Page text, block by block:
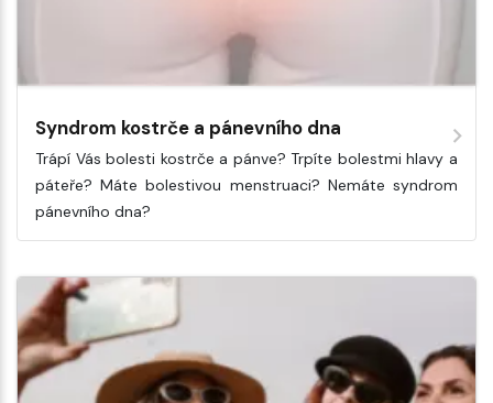
Syndrom kostrče a pánevního dna
Trápí Vás bolesti kostrče a pánve? Trpíte bolestmi hlavy a
páteře? Máte bolestivou menstruaci? Nemáte syndrom
pánevního dna?